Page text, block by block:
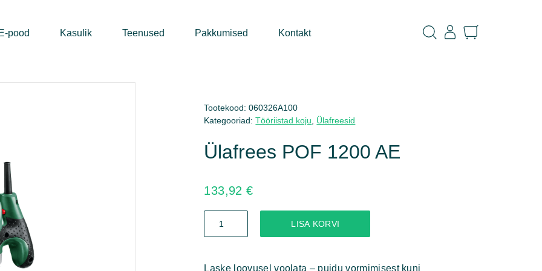
E-pood Kasulik Teenused Pakkumised Kontakt
Tootekood:060326A100
Kategooriad:Tööriistad koju Ülafreesid
Ülafrees POF 1200 AE
133,92€
POF
kogus
LISA KORVI
Laske loovusel voolata – puidu vormimisest kuni